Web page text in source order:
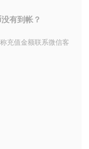
有到帐？
充值金额联系微信客